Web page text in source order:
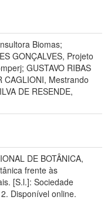
Biomas;
GONÇALVES, Projeto
GUSTAVO RIBAS
CAGLIONI, Mestrando
DE RESENDE,
DE BOTÂNICA,
frente às
[S.l.]: Sociedade
Disponível online.